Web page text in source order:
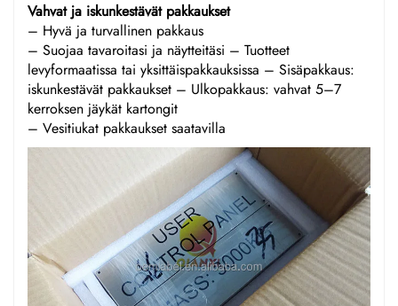
Vahvat ja iskunkestävät pakkaukset
– Hyvä ja turvallinen pakkaus
– Suojaa tavaroitasi ja näytteitäsi – Tuotteet
levyformaatissa tai yksittäispakkauksissa – Sisäpakkaus:
iskunkestävät pakkaukset – Ulkopakkaus: vahvat 5–7
kerroksen jäykät kartongit
– Vesitiukat pakkaukset saatavilla